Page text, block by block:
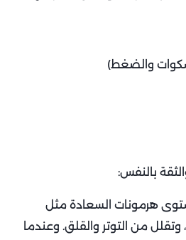
والضغط)
بالنفس:
هرمونات السعادة مثل
وتقلل من التوتر والقلق. وعندما